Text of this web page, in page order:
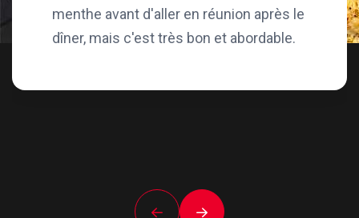
avant d'aller en réunion après le
mais c'est très bon et abordable.